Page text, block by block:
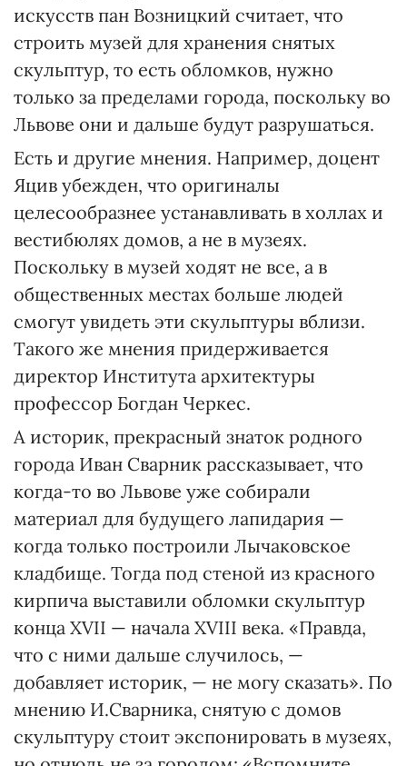
искусств пан Возницкий считает, что
строить музей для хранения снятых
скульптур, то есть обломков, нужно
только за пределами города, поскольку во
Львове они и дальше будут разрушаться.
Есть и другие мнения. Например, доцент
Яцив убежден, что оригиналы
целесообразнее устанавливать в холлах и
вестибюлях домов, а не в музеях.
Поскольку в музей ходят не все, а в
общественных местах больше людей
смогут увидеть эти скульптуры вблизи.
Такого же мнения придерживается
директор Института архитектуры
профессор Богдан Черкес.
А историк, прекрасный знаток родного
города Иван Сварник рассказывает, что
когда-то во Львове уже собирали
материал для будущего лапидария —
когда только построили Лычаковское
кладбище. Тогда под стеной из красного
кирпича выставили обломки скульптур
конца XVII — начала XVIII века. «Правда,
что с ними дальше случилось, —
добавляет историк, — не могу сказать». По
мнению И.Сварника, снятую с домов
скульптуру стоит экспонировать в музеях,